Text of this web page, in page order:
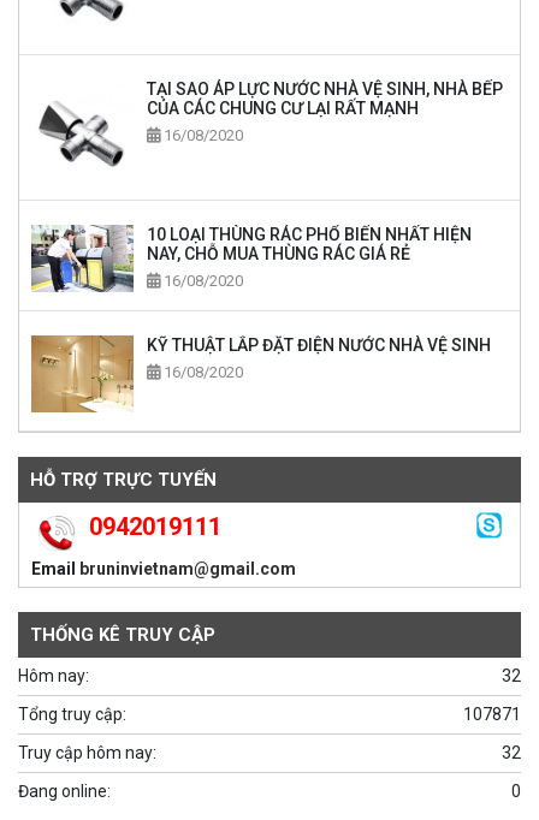
TẠI SAO ÁP LỰC NƯỚC NHÀ VỆ SINH, NHÀ BẾP
CỦA CÁC CHUNG CƯ LẠI RẤT MẠNH
16/08/2020
10 LOẠI THÙNG RÁC PHỔ BIẾN NHẤT HIỆN
NAY, CHỖ MUA THÙNG RÁC GIÁ RẺ
16/08/2020
KỸ THUẬT LẮP ĐẶT ĐIỆN NƯỚC NHÀ VỆ SINH
16/08/2020
HỖ TRỢ TRỰC TUYẾN
0942019111
Email bruninvietnam@gmail.com
THỐNG KÊ TRUY CẬP
32
Hôm nay:
107871
Tổng truy cập:
32
Truy cập hôm nay:
0
Đang online: